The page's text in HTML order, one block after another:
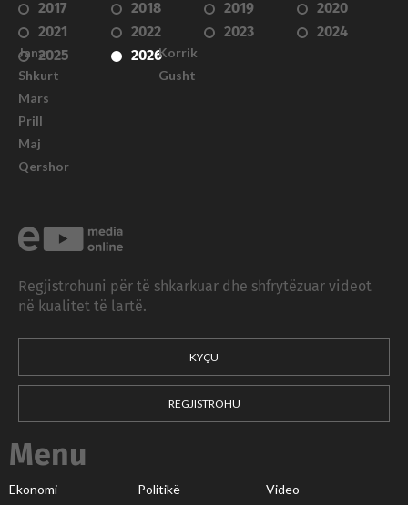
2017 2018 2019
2020
2021
2022 2023
2024
2025
2026
Janar
Shkurt
Mars
Prill
Maj
Qershor
Korrik
Gusht
Regjistrohuni për të shkarkuar dhe shfrytëzuar videot
në kualitet të lartë.
KYÇU
REGJISTROHU
Menu
Ekonomi Politikë Video